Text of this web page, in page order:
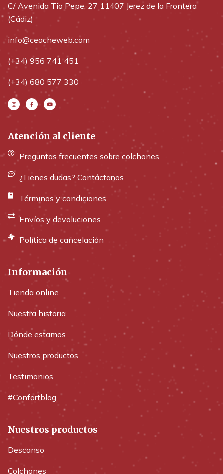
C/ Avenida Tio Pepe, 27 11407 Jerez de la Frontera
(Cádiz)
info@ceacheweb.com
(+34) 956 741 451
(+34) 680 577 330
Atención al cliente
Preguntas frecuentes sobre colchones
¿Tienes dudas? Contáctanos
Términos y condiciones
Envíos y devoluciones
Política de cancelación
Información
Tienda online
Nuestra historia
Dónde estamos
Nuestros productos
Testimonios
#Confortblog
Nuestros productos
Descanso
Colchones